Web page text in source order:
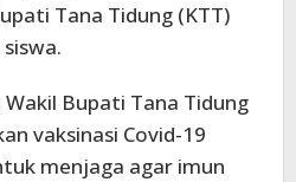
Tana Tidung (KTT)
Bupati Tana Tidung
vaksinasi Covid-19
menjaga agar imun